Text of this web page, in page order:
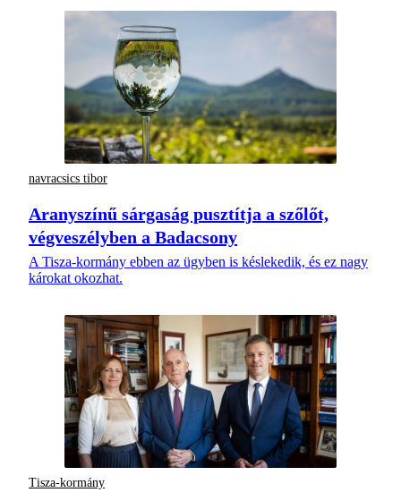
navracsics tibor
Aranyszínű sárgaság pusztítja a szőlőt,
végveszélyben a Badacsony
A Tisza-kormány ebben az ügyben is késlekedik, és ez nagy
károkat okozhat.
Tisza-kormány